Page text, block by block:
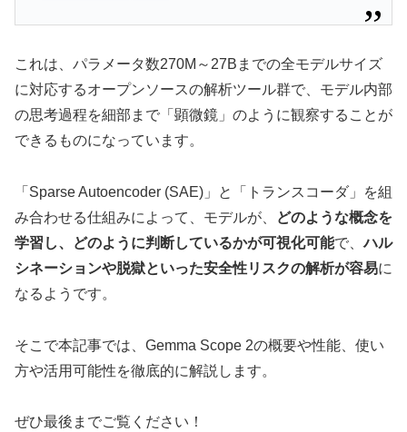
これは、パラメータ数270M～27Bまでの全モデルサイズ
に対応するオープンソースの解析ツール群で、モデル内部
の思考過程を細部まで「顕微鏡」のように観察することが
できるものになっています。
「Sparse Autoencoder (SAE)」と「トランスコーダ」を組
み合わせる仕組みによって、モデルが、
どのような概念を
学習し、どのように判断しているかが可視化可能で、ハル
シネーションや脱獄といった安全性リスクの解析が容易に
なるようです。
そこで本記事では、Gemma Scope 2の概要や性能、使い
方や活用可能性を徹底的に解説します。
ぜひ最後までご覧ください！